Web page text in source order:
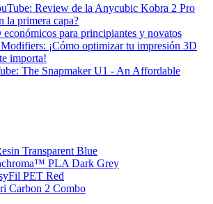
Review de la Anycubic Kobra 2 Pro
la primera capa?
económicos para principiantes y novatos
¡Cómo optimizar tu impresión 3D
importa!
The Snapmaker U1 - An Affordable
Transparent Blue
PLA Dark Grey
PET Red
Carbon 2 Combo